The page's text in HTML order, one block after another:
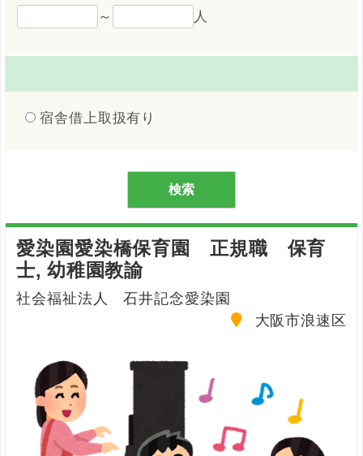
～ 人
宿舎借上取扱有り
愛染園愛染橋保育園 正規職 保育
士, 幼稚園教諭
社会福祉法人 石井記念愛染園
大阪市浪速区